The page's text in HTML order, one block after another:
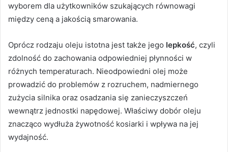
wyborem dla użytkowników szukających równowagi
między ceną a jakością smarowania.
Oprócz rodzaju oleju istotna jest także jego lepkość, czyli
zdolność do zachowania odpowiedniej płynności w
różnych temperaturach. Nieodpowiedni olej może
prowadzić do problemów z rozruchem, nadmiernego
zużycia silnika oraz osadzania się zanieczyszczeń
wewnątrz jednostki napędowej. Właściwy dobór oleju
znacząco wydłuża żywotność kosiarki i wpływa na jej
wydajność.